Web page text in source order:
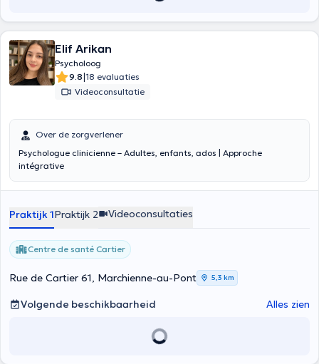
Elif Arikan
Psycholoog
9.8|18 evaluaties
Videoconsultatie
Over de zorgverlener
Psychologue clinicienne – Adultes, enfants, ados | Approche
intégrative
Praktijk 1Praktijk 2 Videoconsultaties
Centre de santé Cartier
Rue de Cartier 61, Marchienne-au-Pont 5,3 km
Volgende beschikbaarheid Alles zien